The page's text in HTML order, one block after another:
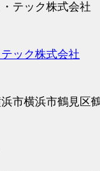
ック株式会社
市横浜市鶴見区